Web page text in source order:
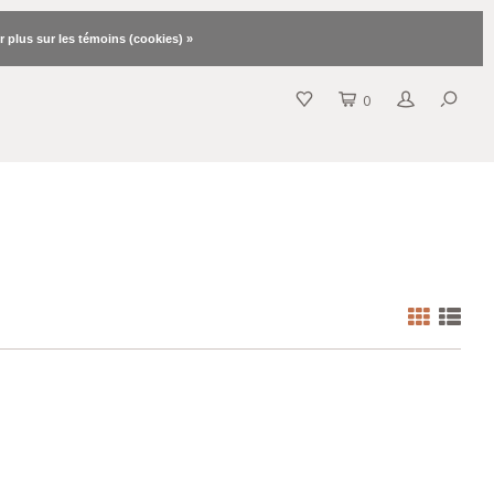
0
plus sur les témoins (cookies) »